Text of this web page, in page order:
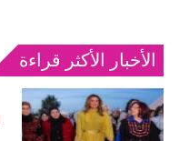
الأخبار الأكثر قراءة